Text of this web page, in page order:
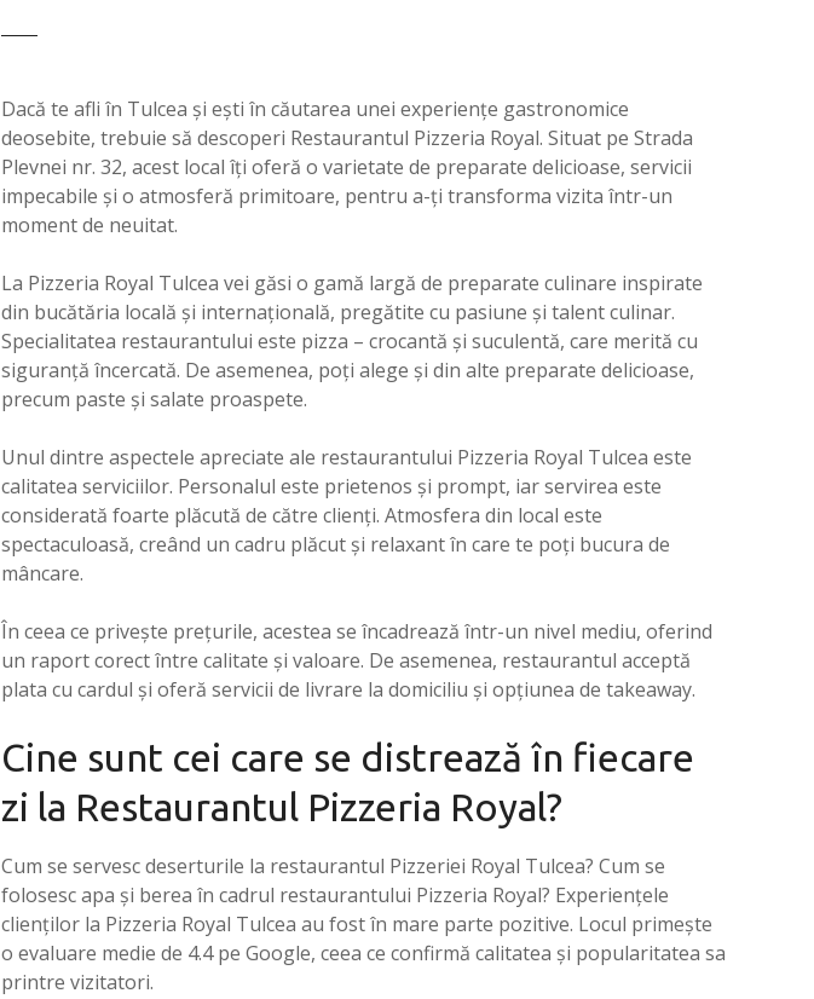
Dacă te afli în Tulcea și ești în căutarea unei experiențe gastronomice
deosebite, trebuie să descoperi Restaurantul Pizzeria Royal. Situat pe Strada
Plevnei nr. 32, acest local îți oferă o varietate de preparate delicioase, servicii
impecabile și o atmosferă primitoare, pentru a-ți transforma vizita într-un
moment de neuitat.
La Pizzeria Royal Tulcea vei găsi o gamă largă de preparate culinare inspirate
din bucătăria locală și internațională, pregătite cu pasiune și talent culinar.
Specialitatea restaurantului este pizza – crocantă și suculentă, care merită cu
siguranță încercată. De asemenea, poți alege și din alte preparate delicioase,
precum paste și salate proaspete.
Unul dintre aspectele apreciate ale restaurantului Pizzeria Royal Tulcea este
calitatea serviciilor. Personalul este prietenos și prompt, iar servirea este
considerată foarte plăcută de către clienți. Atmosfera din local este
spectaculoasă, creând un cadru plăcut și relaxant în care te poți bucura de
mâncare.
În ceea ce privește prețurile, acestea se încadrează într-un nivel mediu, oferind
un raport corect între calitate și valoare. De asemenea, restaurantul acceptă
plata cu cardul și oferă servicii de livrare la domiciliu și opțiunea de takeaway.
Cine sunt cei care se distrează în fiecare
zi la Restaurantul Pizzeria Royal?
Cum se servesc deserturile la restaurantul Pizzeriei Royal Tulcea? Cum se
folosesc apa și berea în cadrul restaurantului Pizzeria Royal? Experiențele
clienților la Pizzeria Royal Tulcea au fost în mare parte pozitive. Locul primește
o evaluare medie de 4.4 pe Google, ceea ce confirmă calitatea și popularitatea sa
printre vizitatori.